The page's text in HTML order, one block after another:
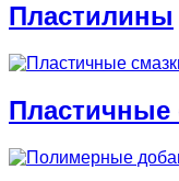
Пластилины
Пластичные